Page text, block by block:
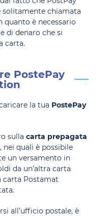
solitamente chiamata
quanto è necessario
di denaro che si
carta.
PostePay
la tua PostePay
sulla carta prepagata
quali è possibile
un versamento in
da un’altra carta
carta Postamat
all’ufficio postale, è